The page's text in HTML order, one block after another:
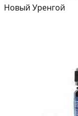
Новый Уренгой